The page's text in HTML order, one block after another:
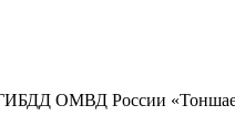
ОМВД России